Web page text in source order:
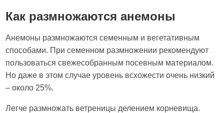
Как размножаются анемоны
Анемоны размножаются семенным и вегетативным
способами. При семенном размножении рекомендуют
пользоваться свежесобранным посевным материалом.
Но даже в этом случае уровень всхожести очень низкий
– около 25%.
Легче размножать ветреницы делением корневища.